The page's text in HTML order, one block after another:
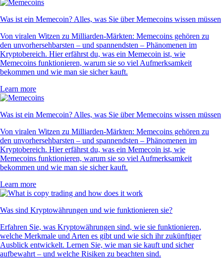
Was ist ein Memecoin? Alles, was Sie über Memecoins wissen müssen
Von viralen Witzen zu Milliarden-Märkten: Memecoins gehören zu
den unvorhersehbarsten – und spannendsten – Phänomenen im
Kryptobereich. Hier erfährst du, was ein Memecoin ist, wie
Memecoins funktionieren, warum sie so viel Aufmerksamkeit
bekommen und wie man sie sicher kauft.
Learn more
Was ist ein Memecoin? Alles, was Sie über Memecoins wissen müssen
Von viralen Witzen zu Milliarden-Märkten: Memecoins gehören zu
den unvorhersehbarsten – und spannendsten – Phänomenen im
Kryptobereich. Hier erfährst du, was ein Memecoin ist, wie
Memecoins funktionieren, warum sie so viel Aufmerksamkeit
bekommen und wie man sie sicher kauft.
Learn more
Was sind Kryptowährungen und wie funktionieren sie?
Erfahren Sie, was Kryptowährungen sind, wie sie funktionieren,
welche Merkmale und Arten es gibt und wie sich ihr zukünftiger
Ausblick entwickelt. Lernen Sie, wie man sie kauft und sicher
aufbewahrt – und welche Risiken zu beachten sind.